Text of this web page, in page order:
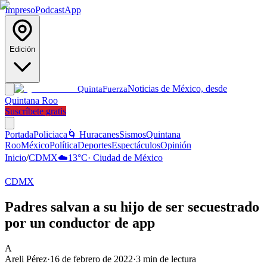
ImpresoPodcastApp
Edición
QuintaFuerzaNoticias de México, desde
Quintana Roo
Suscríbete gratis
PortadaPoliciaca 🌀 HuracanesSismosQuintana
RooMéxicoPolíticaDeportesEspectáculosOpinión
Inicio/CDMX☁️13°C· Ciudad de México
CDMX
Padres salvan a su hijo de ser secuestrado
por un conductor de app
A
Areli Pérez·16 de febrero de 2022·3 min de lectura